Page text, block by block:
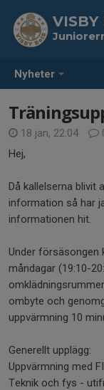
Nyheter
VISBY
18 jan, 22:04
Hej,
Då kallelserna blivit
information så har
informationen hit.
Under försäsongen
måndagar (19:10-
ombyte och
uppvärmning 10
Generellt upplägg:
Uppvärmning med
Teknik och fys -